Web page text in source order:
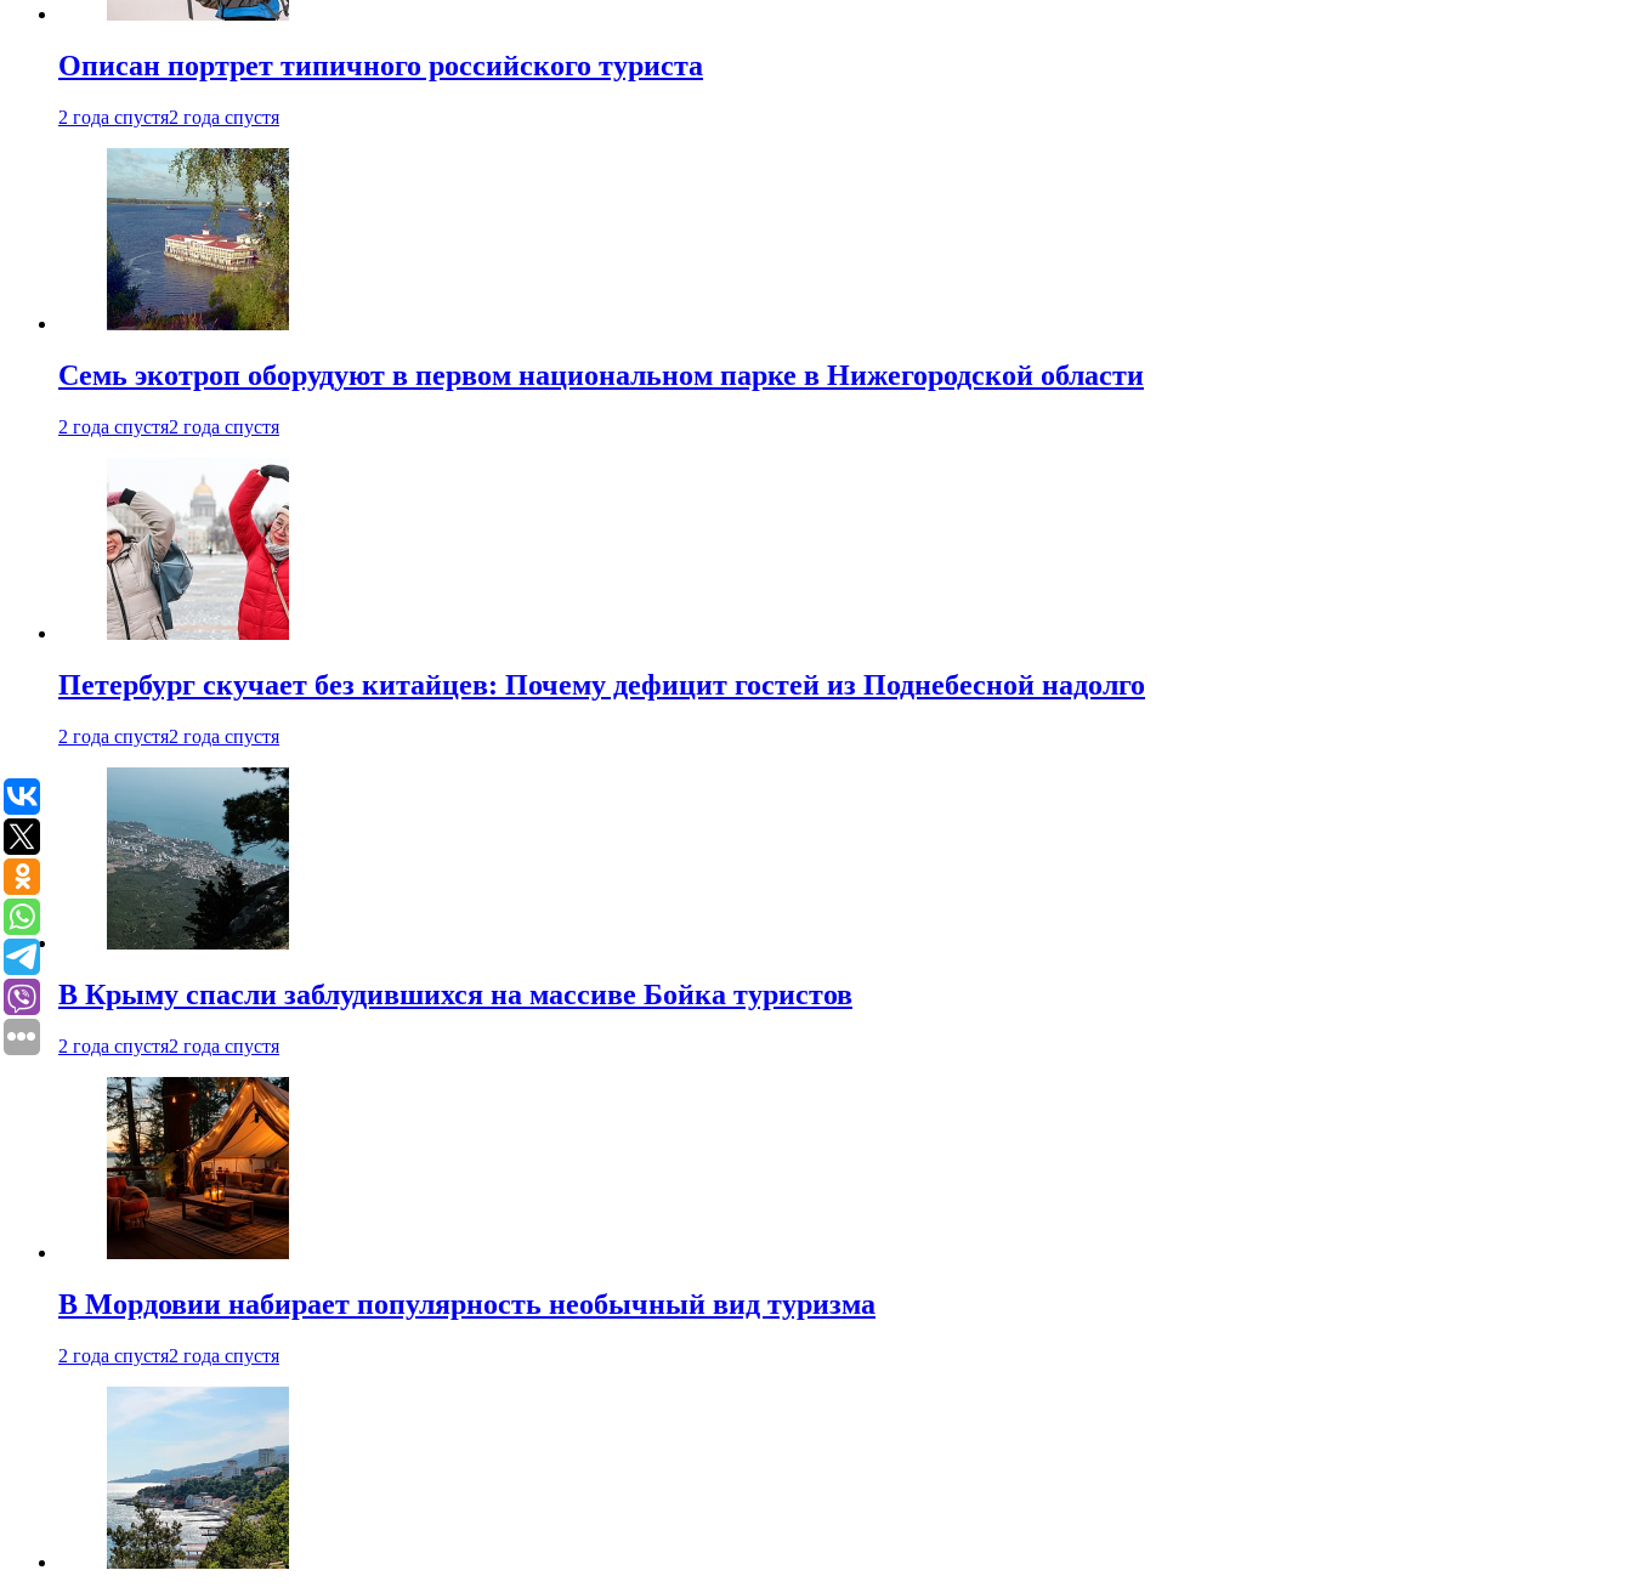
Описан портрет типичного российского туриста
2 года спустя2 года спустя
Семь экотроп оборудуют в первом национальном парке в Нижегородской области
2 года спустя2 года спустя
Петербург скучает без китайцев: Почему дефицит гостей из Поднебесной надолго
2 года спустя2 года спустя
В Крыму спасли заблудившихся на массиве Бойка туристов
2 года спустя2 года спустя
В Мордовии набирает популярность необычный вид туризма
2 года спустя2 года спустя